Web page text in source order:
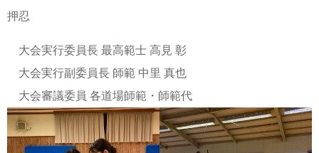
押忍
大会実行委員長 最高範士 高見 彰
大会実行副委員長 師範 中里 真也
大会審議委員 各道場師範・師範代